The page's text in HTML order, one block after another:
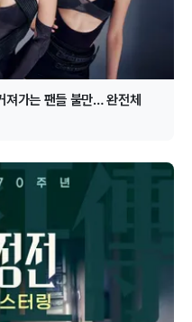
가는 팬들 불만… 완전체